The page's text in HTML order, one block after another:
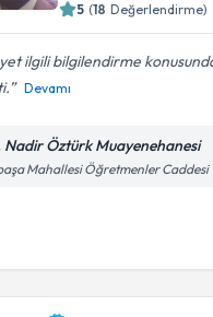
5 (18 Değerlendirme)
ilgili bilgilendirme
Devamı
Nadir Öztürk Muayenehanesi
Mahallesi Öğretmenler Caddesi